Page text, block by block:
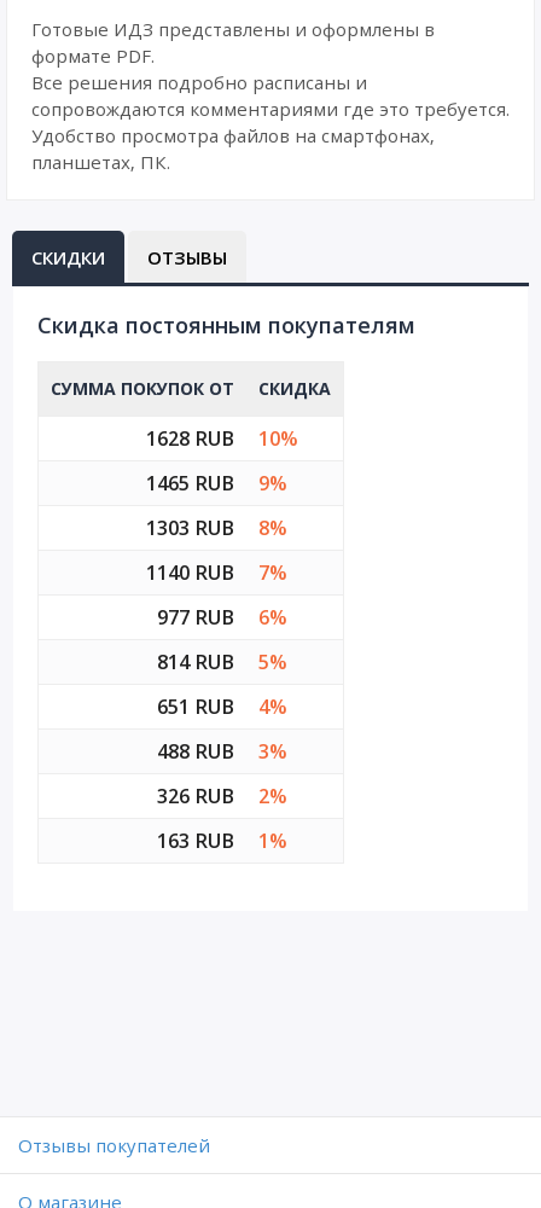
Готовые ИДЗ представлены и оформлены в
формате PDF.
Все решения подробно расписаны и
сопровождаются комментариями где это требуется.
Удобство просмотра файлов на смартфонах,
планшетах, ПК.
СКИДКИ ОТЗЫВЫ
Cкидка постоянным покупателям
СУММА ПОКУПОК ОТ СКИДКА
1628 RUB
10%
1465 RUB
9%
1303 RUB
8%
1140 RUB
7%
977 RUB
6%
814 RUB
5%
651 RUB
4%
488 RUB
3%
326 RUB
2%
163 RUB
1%
Отзывы покупателей
O магазине